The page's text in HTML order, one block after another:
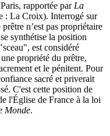
rapportée par La
: La Croix). Interrogé sur
n’est pas propriétaire
synthétise la position
est considéré
propriété du prêtre,
et le pénitent. Pour
sacré et priverait
C'est cette position de
l'Église de France à la loi
Monde.